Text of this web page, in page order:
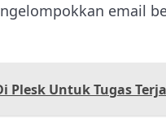
email
Plesk Untuk Tugas